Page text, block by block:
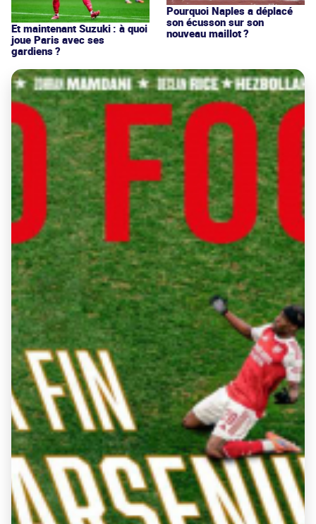
Et maintenant Suzuki : à quoi
joue Paris avec ses
gardiens ?
Pourquoi Naples a déplacé
son écusson sur son
nouveau maillot ?